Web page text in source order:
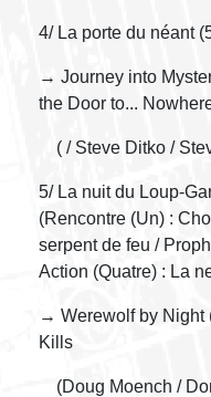
4/ La porte du néant
→ Journey into
the Door to...
( / Steve Ditko /
5/ La nuit du Loup-
(Rencontre (Un) :
serpent de feu /
Action (Quatre) : La
→ Werewolf by Night
Kills
(Doug Moench /